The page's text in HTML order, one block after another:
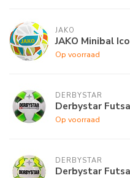
JAKO
JAKO Minibal
Op voorraad
DERBYSTAR
Derbystar
Op voorraad
DERBYSTAR
Derbystar